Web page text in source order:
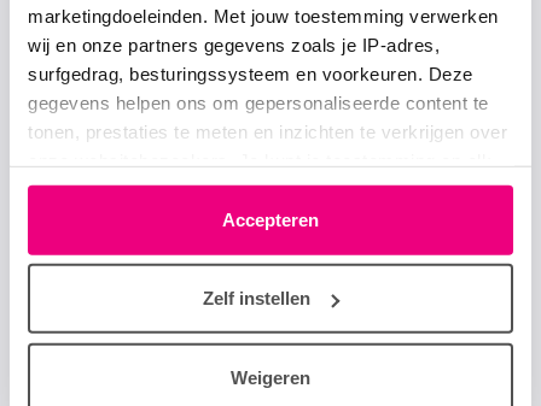
marketingdoeleinden. Met jouw toestemming verwerken
wij en onze partners gegevens zoals je IP-adres,
surfgedrag, besturingssysteem en voorkeuren. Deze
gegevens helpen ons om gepersonaliseerde content te
tonen, prestaties te meten en inzichten te verkrijgen over
moment wijzigen of intrekken via het cookie-icoontje
linksonder elke pagina. De lijst met partners is te vinden
in het tabblad “details”.
Accepteren
Zelf instellen
Weigeren